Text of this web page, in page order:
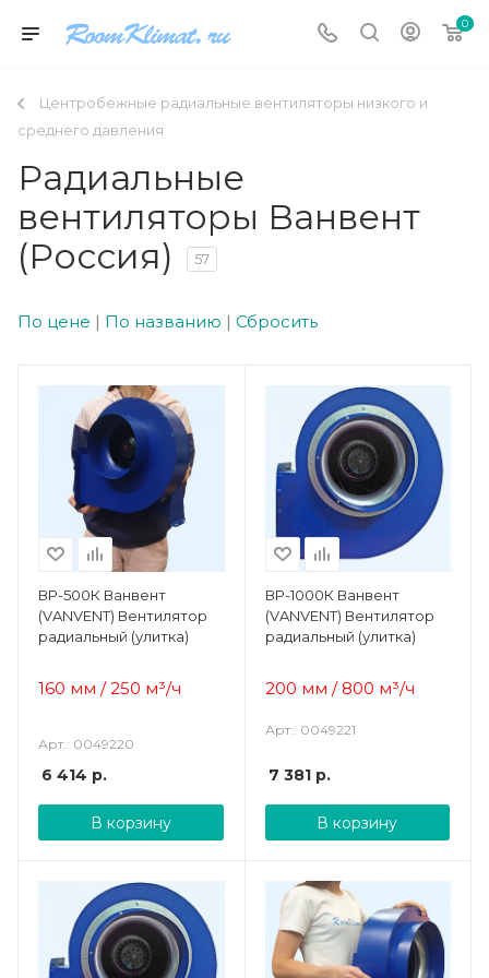
0
Центробежные радиальные вентиляторы низкого и
среднего давления
Радиальные
вентиляторы Ванвент
(Россия)
57
По цене | По названию | Сбросить
ВР-500К Ванвент
(VANVENT) Вентилятор
радиальный (улитка)
160 мм / 250 м³/ч
Арт.: 0049220
6 414 р.
В корзину
ВР-1000К Ванвент
(VANVENT) Вентилятор
радиальный (улитка)
200 мм / 800 м³/ч
Арт.: 0049221
7 381р.
В корзину